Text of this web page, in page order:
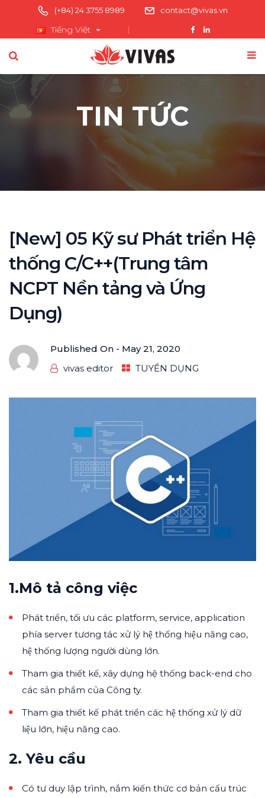
(+84) 24 3755 8989 contact@vivas.vn
Tiếng Việt
TIN TỨC
[New] 05 Kỹ sư Phát triển Hệ
thống C/C++(Trung tâm
NCPT Nền tảng và Ứng
Dụng)
Published On - May 21, 2020
vivas editor
TUYỂN DỤNG
1.Mô tả công việc
Phát triển, tối ưu các platform, service, application
phía server tương tác xử lý hệ thống hiệu năng cao,
hệ thống lượng người dùng lớn.
Tham gia thiết kế, xây dựng hệ thống back-end cho
các sản phẩm của Công ty.
Tham gia thiết kế phát triển các hệ thống xử lý dữ
liệu lớn, hiệu năng cao.
2. Yêu cầu
Có tư duy lập trình, nắm kiến thức cơ bản cấu trúc